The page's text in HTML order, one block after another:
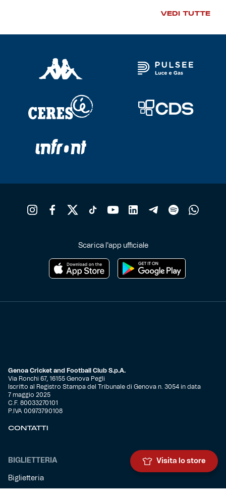
VEDI TUTTE
Scarica l'app ufficiale
Genoa Cricket and Football Club S.p.A.
Via Ronchi 67, 16155 Genova Pegli
Iscritto al Registro Stampa del Tribunale di Genova n. 3054 in data
7 maggio 2025
C.F. 80033270101
P.IVA 00973790108
CONTATTI
BIGLIETTERIA
Biglietteria
Visita lo store